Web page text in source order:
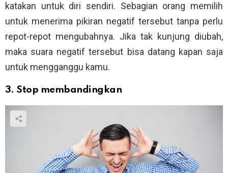
katakan untuk diri sendiri. Sebagian orang memilih
untuk menerima pikiran negatif tersebut tanpa perlu
repot-repot mengubahnya. Jika tak kunjung diubah,
maka suara negatif tersebut bisa datang kapan saja
untuk mengganggu kamu.
3. Stop membandingkan